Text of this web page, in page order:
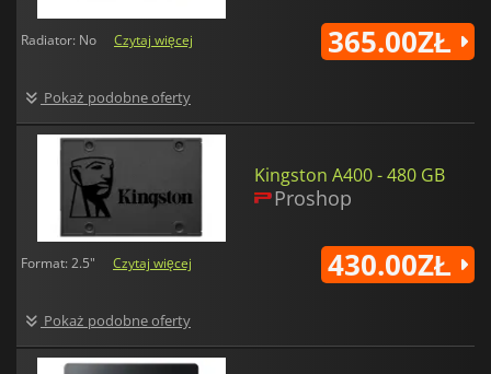
Radiator: No Czytaj więcej
Pokaż podobne oferty
365.00ZŁ
Kingston A400 - 480 GB
Proshop
Format: 2.5" Czytaj więcej
Pokaż podobne oferty
430.00ZŁ